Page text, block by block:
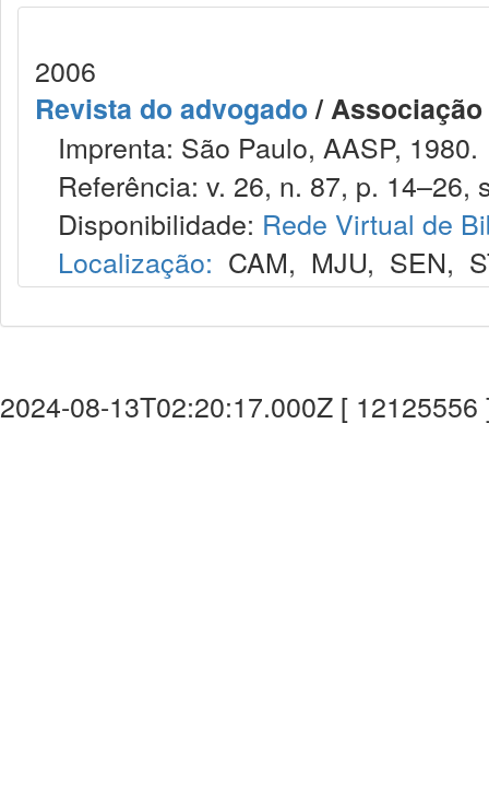
2006
Revista do advogado/
Imprenta: São Paulo, AASP, 1980.
Referência: v. 26, n. 87, p. 14–26,
Disponibilidade: Rede Virtual de
Localização: CAM, MJU, SEN,
2024-08-13T02:20:17.000Z [ 12125556